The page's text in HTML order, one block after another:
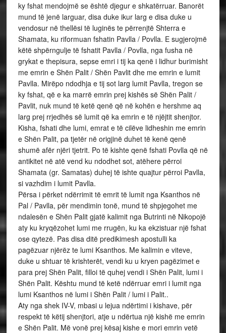
ky fshat mendojmë se është djegur e shkatërruar. Banorët
mund të jenë larguar, disa duke ikur larg e disa duke u
vendosur në thellësi të luginës te përrenjtë Shterra e
Shamata, ku riformuan fshatin Pavlla / Povlla. E sugjerojmë
këtë shpërngulje të fshatit Pavlla / Povlla, nga fusha në
grykat e thepisura, sepse emri i tij ka qenë i lidhur burimisht
me emrin e Shën Palit / Shën Pavlit dhe me emrin e lumit
Pavlla. Mirëpo ndodhja e tij sot larg lumit Pavlla, tregon se
ky fshat, që e ka marrë emrin prej kishës së Shën Palit /
Pavlit, nuk mund të ketë qenë që në kohën e hershme aq
larg prej rrjedhës së lumit që ka emrin e të njëjtit shenjtor.
Kisha, fshati dhe lumi, emrat e të cilëve lidheshin me emrin
e Shën Palit, pa tjetër në origjinë duhet të kenë qenë
shumë afër njëri tjetrit. Po të kishte qenë fshati Povlla që në
antikitet në atë vend ku ndodhet sot, atëhere përroi
Shamata (gr. Samatas) duhej të ishte quajtur përroi Pavlla,
si vazhdim i lumit Pavlla.
Përsa i përket ndërrimit të emrit të lumit nga Ksanthos në
Pal / Pavlla, për mendimin tonë, mund të shpjegohet me
ndalesën e Shën Palit gjatë kalimit nga Butrinti në Nikopojë
aty ku kryqëzohet lumi me rrugën, ku ka ekzistuar një fshat
ose qytezë. Pas disa ditë predikimesh apostulli ka
pagëzuar njërëz te lumi Ksanthos. Me kalimin e viteve,
duke u shtuar të krishterët, vendi ku u kryen pagëzimet e
para prej Shën Palit, filloi të quhej vendi i Shën Palit, lumi i
Shën Palit. Kështu mund të ketë ndërruar emri i lumit nga
lumi Ksanthos në lumi i Shën Palit / lumi i Palit..
Aty nga shek IV-V, mbasi u lejua ndërtimi i kishave, për
respekt të këtij shenjtori, atje u ndërtua një kishë me emrin
e Shën Palit. Më vonë prej kësaj kishe e mori emrin vetë